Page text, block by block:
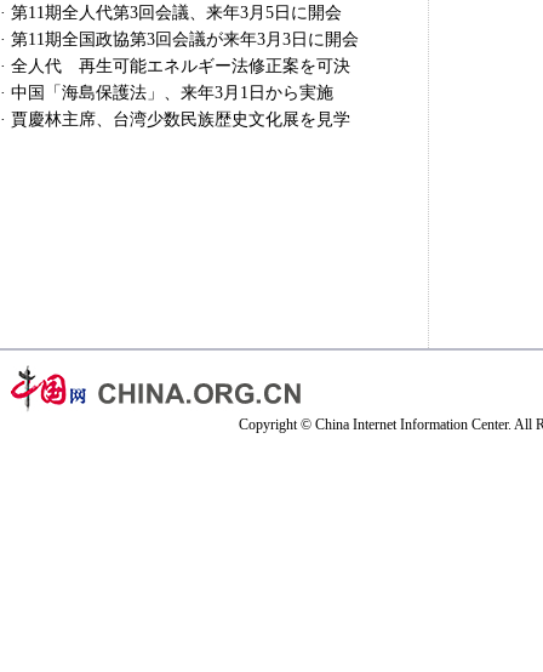
· 第11期全人代第3回会議、来年3月5日に開会
· 第11期全国政協第3回会議が来年3月3日に開会
· 全人代 再生可能エネルギー法修正案を可決
· 中国「海島保護法」、来年3月1日から実施
· 賈慶林主席、台湾少数民族歴史文化展を見学